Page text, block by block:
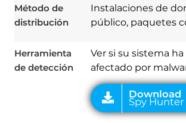
Método de
distribución
Instalaciones de
público, paquetes
Herramienta
de detección
Ver si su sistema ha
afectado por